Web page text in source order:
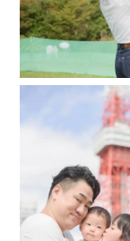
輝きを増す事にな
◇◇◇撮影を、そ
60分と言う時間は
もの。
そんな、“あっ”と
その想いを大切
と想い出を創りま
お会いできたご